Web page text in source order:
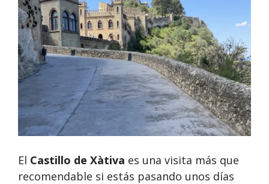
El Castillo de Xàtiva es una visita más que
recomendable si estás pasando unos días